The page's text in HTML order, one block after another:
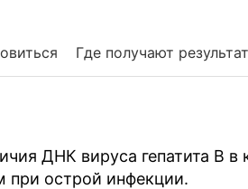
Где получают
ДНК вируса гепатита В
при острой инфекции.